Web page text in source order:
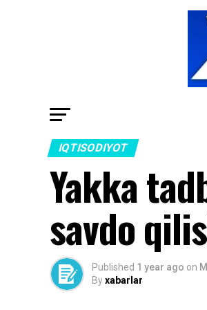
IQTISODIYOT
Yakka
savdo
Published 1 year ago on
Byxabarlar